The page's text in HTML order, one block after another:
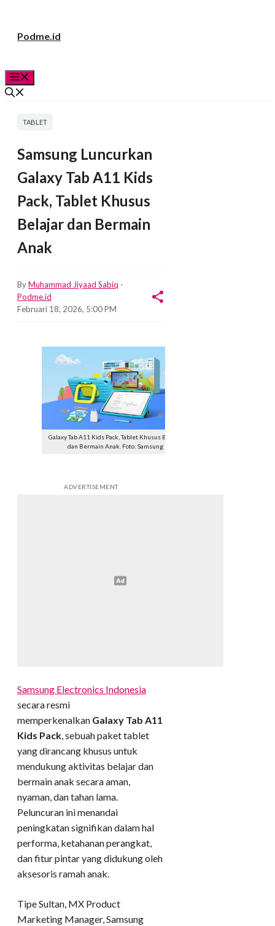
Podme.id
TABLET
Samsung Luncurkan
Galaxy Tab A11 Kids
Pack, Tablet Khusus
Belajar dan Bermain
Anak
ByMuhammad Jiyaad Sabiq -
Podme.id
Februari 18, 2026, 5:00 PM
Galaxy Tab A11 Kids Pack, Tablet Khusus Belajar
dan Bermain Anak. Foto: Samsung
ADVERTISEMENT
Samsung Electronics Indonesia
secara resmi
memperkenalkan Galaxy Tab A11
Kids Pack, sebuah paket tablet
yang dirancang khusus untuk
mendukung aktivitas belajar dan
bermain anak secara aman,
nyaman, dan tahan lama.
Peluncuran ini menandai
peningkatan signifikan dalam hal
performa, ketahanan perangkat,
dan fitur pintar yang didukung oleh
aksesoris ramah anak.
Tipe Sultan, MX Product
Marketing Manager, Samsung